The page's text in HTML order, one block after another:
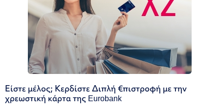
Είστε μέλος; Κερδίστε Διπλή €πιστροφή με την
χρεωστική κάρτα της Eurobank